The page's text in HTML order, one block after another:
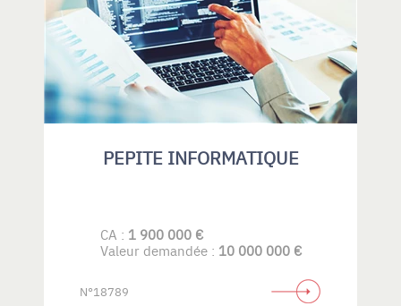
PEPITE INFORMATIQUE
CA : 1 900 000 €
Valeur demandée : 10 000 000 €
N°18789